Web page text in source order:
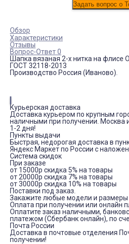
Обзор
Характеристики
Отзывы
Вопрос-Ответ 0
Шапка вязаная 2-х нитка на флисе
ГОСТ 32118-2013
Производство Россия (Иваново).
Курьерская доставка
Доставка курьером по крупным
наличными при получении. Москва
1-2 дня!
Пункты выдачи
Быстрая, недорогая доставка в
Яндекс Маркет по России с
Система скидок
При заказе
от 15000р скидка 5% на товары
от 20000р скидка 7% на товары
от 30000р скидка 10% на товары
Поставки под заказ.
Закажите любые модели и размеры
Оплата при получении или онлайн
Оплатите заказ наличными,
платежом (Сбербанк онлайн), по
Почта России
Доставка в почтовые отделения
получении!